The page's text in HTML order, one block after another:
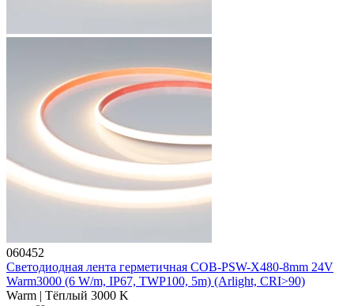
060452
Светодиодная лента герметичная COB-PSW-X480-8mm 24V
Warm3000 (6 W/m, IP67, TWP100, 5m) (Arlight, CRI>90)
Warm | Тёплый 3000 K